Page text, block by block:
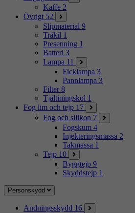
Kaffe 2
Övrigt 52
Slipmaterial 9
Träkil 1
Presenning 1
Batteri 3
Lampa 11
Ficklampa 3
Pannlampa 3
Filter 8
Tjältiningskol 1
Fog lim och tejp 17
Fog och silikon 7
Fogskum 4
Injekteringsmassa 2
Takmassa 1
Tejp 10
Byggtejp 9
Skyddstejp 1
Personskydd
Andningsskydd 16